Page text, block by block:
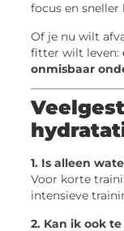
focus en sneller
Of je nu wilt
fitter wilt leven:
onmisbaar
1. Is alleen
Voor korte
intensieve
2. Kan ik ook